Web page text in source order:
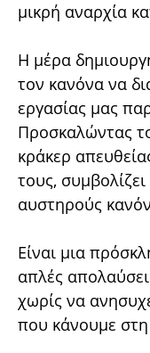
μικρή αναρχία
Η μέρα
τον κανόνα να
εργασίας μας
Προσκαλώντας
κράκερ
τους,
αυστηρούς
Είναι μια
απλές
χωρίς να
που κάνουμε